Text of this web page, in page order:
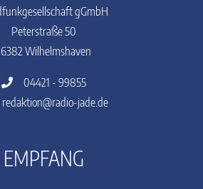
gGmbH
Peterstraße 50
Wilhelmshaven
04421 - 99855
redaktion@radio-jade.de
EMPFANG